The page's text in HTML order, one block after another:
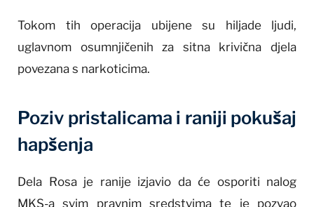
Tokom tih operacija ubijene su hiljade ljudi,
uglavnom osumnjičenih za sitna krivična djela
povezana s narkoticima.
Poziv pristalicama i raniji pokušaj
hapšenja
Dela Rosa je ranije izjavio da će osporiti nalog
MKS-a svim pravnim sredstvima te je pozvao